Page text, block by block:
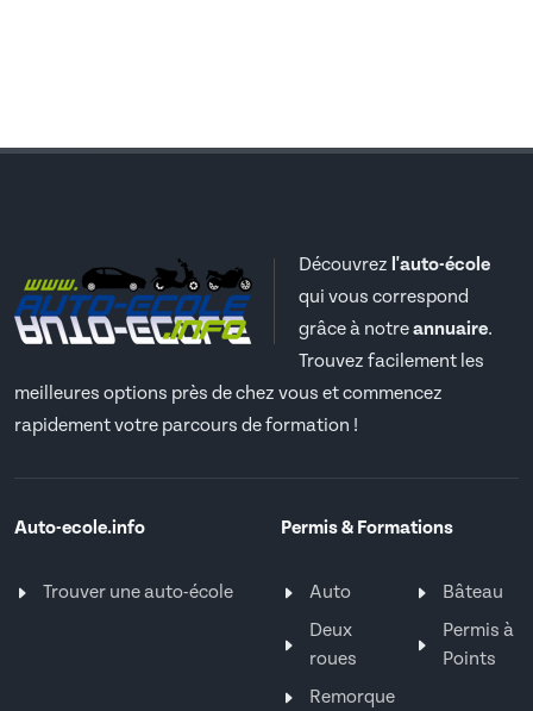
Découvrez l'auto-école
qui vous correspond
grâce à notreannuaire.
Trouvez facilement les
meilleures options près de chez vous et commencez
rapidement votre parcours de formation !
Auto-ecole.info
Trouver une auto-école
Permis & Formations
Auto
Deux
roues
Remorque
Bâteau
Permis à
Points